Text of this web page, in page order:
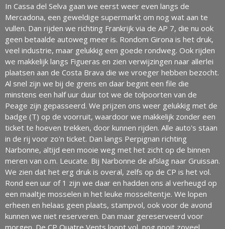
In Cassa del Selva gaan we eerst weer even langs de
Mercadona, een geweldige supermarkt om nog wat aan te
vullen. Dan rijden we richting Frankrijk via de AP 7, die nu ook
geen betaalde autoweg meer is. Rondom Girona is het druk,
veel industrie, maar gelukkig een goede rondweg. Ook rijden
we makkelijk langs Figueras en zien verwijzingen naar allerlei
plaatsen aan de Costa Brava die we vroeger hebben bezocht.
Al snel zijn we bij de grens en daar begint een file die
minstens een half uur duur tot we de tolpoorten van de
Peage zijn gepasseerd. We prijzen ons weer gelukkig met de
badge (T) op de voorruit, waardoor we makkelijk zonder een
ticket te hoeven trekken, door kunnen rijden. Alle auto's staan
in de rij voor zo'n ticket. Dan langs Perpignan richting
Narbonne, altijd een mooie weg met het zicht op de binnen
meren van o.m. Leucate. Bij Narbonne de afslag naar Gruissan.
We zien dat het erg druk is overal, zelfs op de CP is het vol.
Rond een uur of 1 zijn we daar en hadden ons al verheugd op
een maaltje mosselen in het leuke mosseltentje. We lopen
erheen en helaas geen plaats, stampvol, ook voor de avond
kunnen we niet reserveren. Dan maar gereserveerd voor
morgen. De CP Quatre Vents loopt vol, nog nooit zoveel